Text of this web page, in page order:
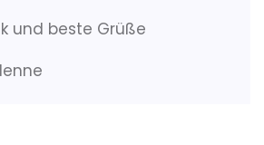
und beste Grüße